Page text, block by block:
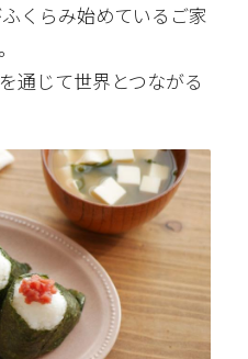
くらみ始めているご家
通じて世界とつながる